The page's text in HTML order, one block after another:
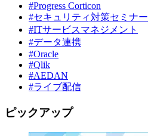
#Progress Corticon
#セキュリティ対策セミナー
#ITサービスマネジメント
#データ連携
#Oracle
#Qlik
#AEDAN
#ライブ配信
ピックアップ